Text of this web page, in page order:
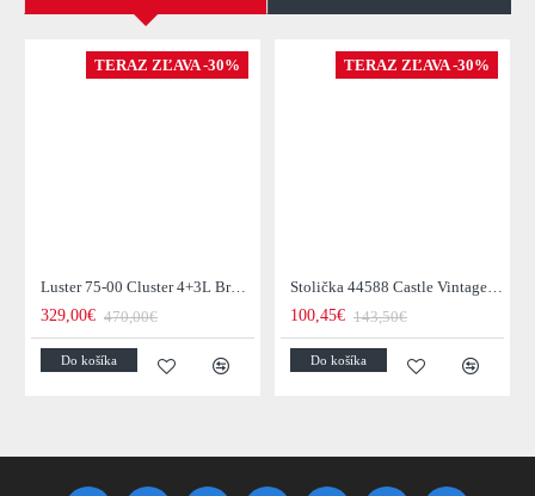
TERAZ ZĽAVA -30%
Luster 75-00 Cluster 4+3L Brown + Jantar Glass
329,00€ 470,00€
Do košíka
TERAZ ZĽAVA -30%
Stolička 44588 Castle Vintage Black
100,45€ 143,50€
Do košíka